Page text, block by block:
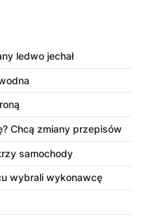
ledwo jechał
Chcą zmiany przepisów
samochody
wybrali wykonawcę